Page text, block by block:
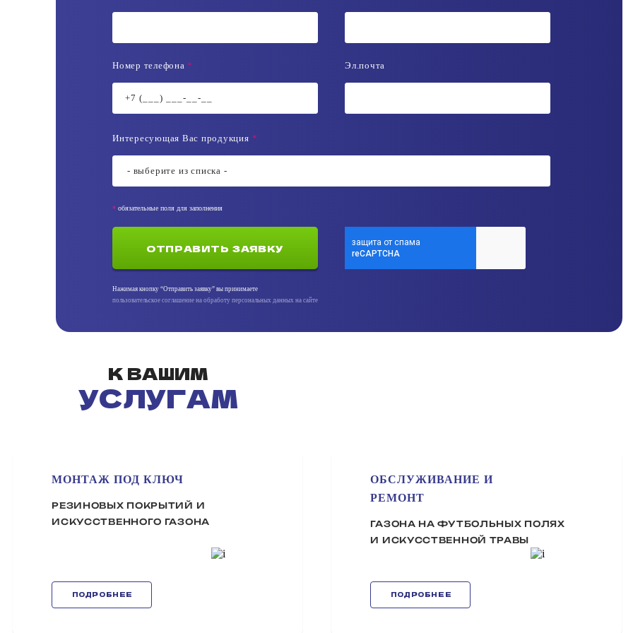
Номер телефона* Эл.почта
Интересующая Вас продукция *
- выберите из списка -
* обязательные поля для заполнения
ОТПРАВИТЬ ЗАЯВКУ
Нажимая кнопку “Отправить заявку” вы принимаете
пользовательское соглашение на обработу персональных данных на сайте
К ВАШИМ
УСЛУГАМ
МОНТАЖ ПОД КЛЮЧ
РЕЗИНОВЫХ ПОКРЫТИЙ И
ИСКУССТВЕННОГО ГАЗОНА
ПОДРОБНЕЕ
ОБСЛУЖИВАНИЕ И
РЕМОНТ
ГАЗОНА НА ФУТБОЛЬНЫХ ПОЛЯХ
И ИСКУССТВЕННОЙ ТРАВЫ
ПОДРОБНЕЕ